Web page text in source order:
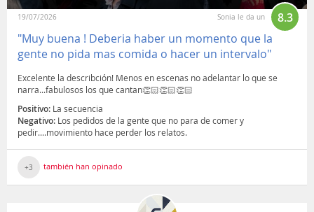
19/07/2026 Sonia le da un
8.3
"Muy buena ! Deberia haber un momento que la
gente no pida mas comida o hacer un intervalo"
Excelente la describción! Menos en escenas no adelantar lo que se
narra...fabulosos los que cantan👏🏻👏🏻👏🏻
Positivo: La secuencia
Negativo: Los pedidos de la gente que no para de comer y
pedir....movimiento hace perder los relatos.
+3 también han opinado